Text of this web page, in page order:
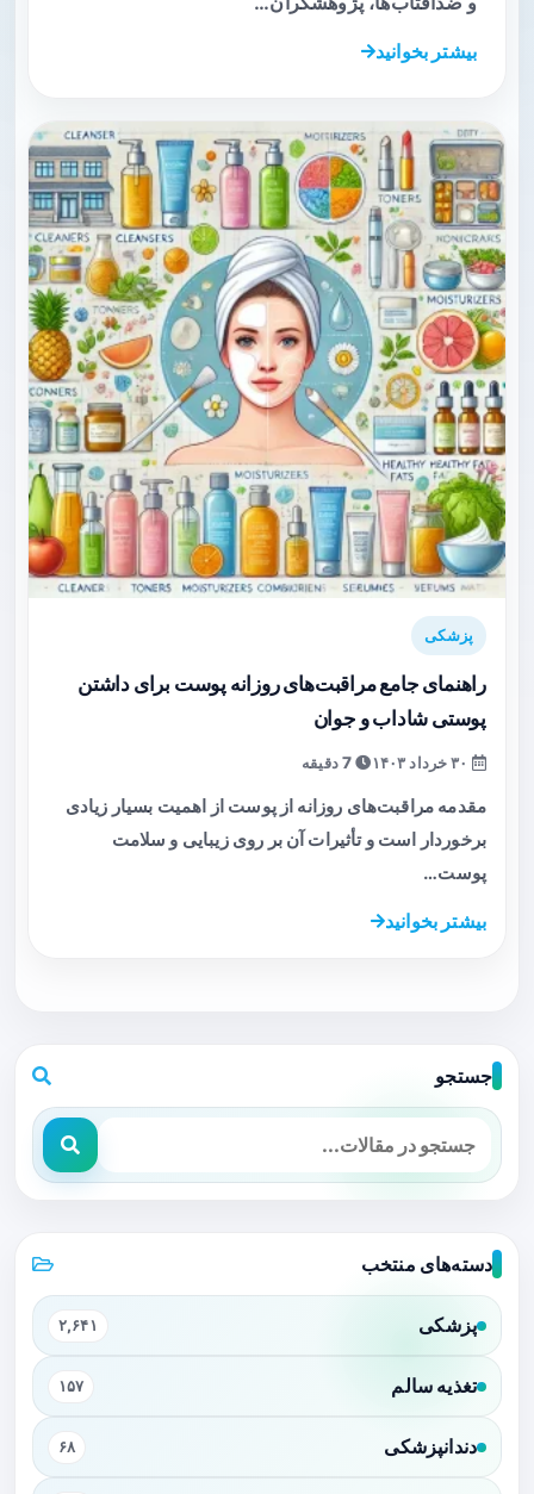
بیشتر بخوانید
پزشکی
راهنمای جامع مراقبت‌های روزانه پوست برای داشتن
پوستی شاداب و جوان
7 دقیقه
مقدمه مراقبت‌های روزانه از پوست از اهمیت بسیار زیادی
برخوردار است و تأثیرات آن بر روی زیبایی و سلامت
پوست…
بیشتر بخوانید
جستجو
دسته‌های منتخب
پزشکی ۲,۶۴۱
تغذیه سالم ۱۵۷
دندانپزشکی ۶۸